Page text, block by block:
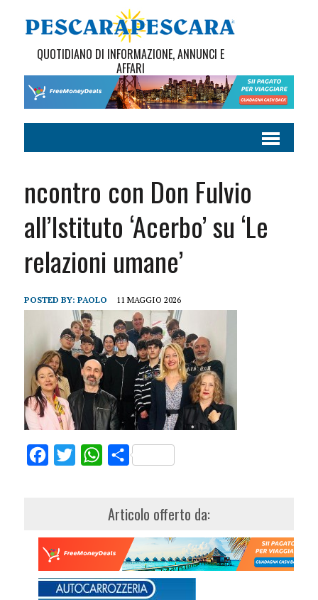
QUOTIDIANO DI INFORMAZIONE, ANNUNCI E
AFFARI
ncontro con Don Fulvio
all’Istituto ‘Acerbo’ su ‘Le
relazioni umane’
POSTED BY: PAOLO 11 MAGGIO 2026
FacebookTwitterWhatsApp
Share
Articolo offerto da: